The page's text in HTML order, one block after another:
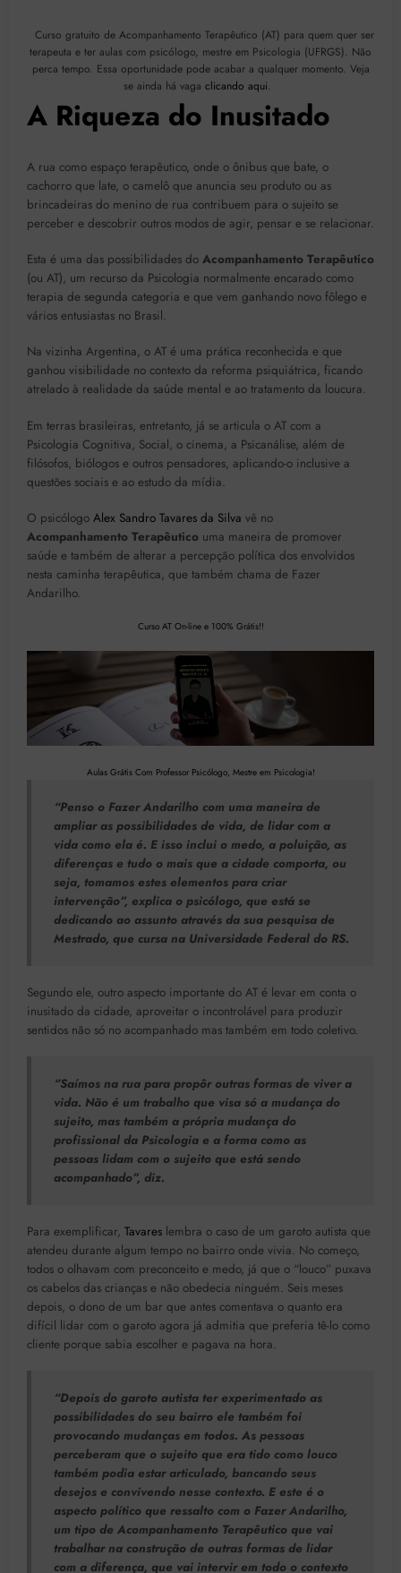
Curso gratuito de Acompanhamento Terapêutico (AT) para quem quer ser
terapeuta e ter aulas com psicólogo, mestre em Psicologia (UFRGS). Não
perca tempo. Essa oportunidade pode acabar a qualquer momento. Veja
se ainda há vaga clicando aqui.
A Riqueza do Inusitado
A rua como espaço terapêutico, onde o ônibus que bate, o
cachorro que late, o camelô que anuncia seu produto ou as
brincadeiras do menino de rua contribuem para o sujeito se
perceber e descobrir outros modos de agir, pensar e se relacionar.
Esta é uma das possibilidades do Acompanhamento Terapêutico
(ou AT), um recurso da Psicologia normalmente encarado como
terapia de segunda categoria e que vem ganhando novo fôlego e
vários entusiastas no Brasil.
Na vizinha Argentina, o AT é uma prática reconhecida e que
ganhou visibilidade no contexto da reforma psiquiátrica, ficando
atrelado à realidade da saúde mental e ao tratamento da loucura.
Em terras brasileiras, entretanto, já se articula o AT com a
Psicologia Cognitiva, Social, o cinema, a Psicanálise, além de
filósofos, biólogos e outros pensadores, aplicando-o inclusive a
questões sociais e ao estudo da mídia.
O psicólogo Alex Sandro Tavares da Silva vê no
Acompanhamento Terapêutico uma maneira de promover
saúde e também de alterar a percepção política dos envolvidos
nesta caminha terapêutica, que também chama de Fazer
Andarilho.
Curso AT On-line e 100% Grátis!!
Aulas Grátis Com Professor Psicólogo, Mestre em Psicologia!
“Penso o Fazer Andarilho com uma maneira de
ampliar as possibilidades de vida, de lidar com a
vida como ela é. E isso inclui o medo, a poluição, as
diferenças e tudo o mais que a cidade comporta, ou
seja, tomamos estes elementos para criar
intervenção”, explica o psicólogo, que está se
dedicando ao assunto através da sua pesquisa de
Mestrado, que cursa na Universidade Federal do RS.
Segundo ele, outro aspecto importante do AT é levar em conta o
inusitado da cidade, aproveitar o incontrolável para produzir
sentidos não só no acompanhado mas também em todo coletivo.
“Saímos na rua para propôr outras formas de viver a
vida. Não é um trabalho que visa só a mudança do
sujeito, mas também a própria mudança do
profissional da Psicologia e a forma como as
pessoas lidam com o sujeito que está sendo
acompanhado”, diz.
Para exemplificar, Tavares lembra o caso de um garoto autista que
atendeu durante algum tempo no bairro onde vivia. No começo,
todos o olhavam com preconceito e medo, já que o “louco” puxava
os cabelos das crianças e não obedecia ninguém. Seis meses
depois, o dono de um bar que antes comentava o quanto era
difícil lidar com o garoto agora já admitia que preferia tê-lo como
cliente porque sabia escolher e pagava na hora.
“Depois do garoto autista ter experimentado as
possibilidades do seu bairro ele também foi
provocando mudanças em todos. As pessoas
perceberam que o sujeito que era tido como louco
também podia estar articulado, bancando seus
desejos e convivendo nesse contexto. E este é o
aspecto político que ressalto com o Fazer Andarilho,
um tipo de Acompanhamento Terapêutico que vai
trabalhar na construção de outras formas de lidar
com a diferença, que vai intervir em todo o contexto